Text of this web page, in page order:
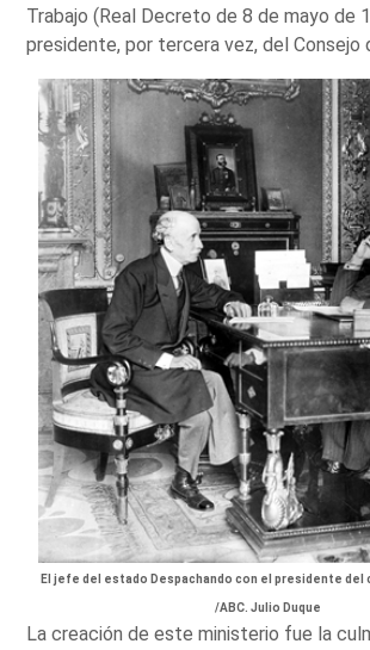
Trabajo (Real Decreto de 8 de mayo de
presidente, por tercera vez, del Consejo
El jefe del estado Despachando con el presidente
/ABC. Julio Duque
La creación de este ministerio fue la